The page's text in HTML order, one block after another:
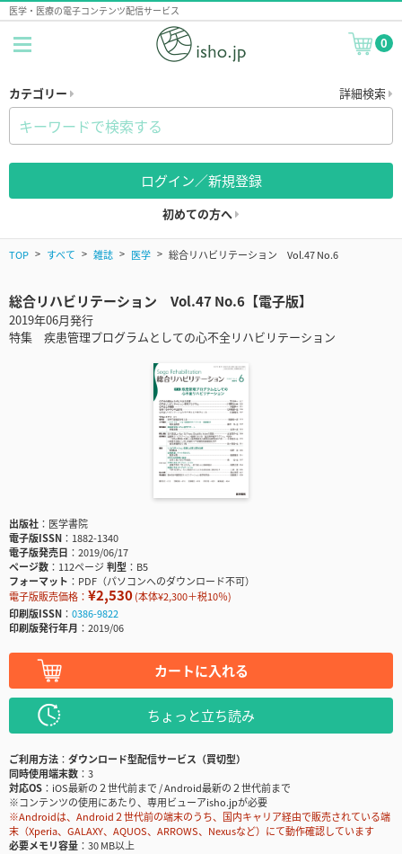
医学・医療の電子コンテンツ配信サービス
0
カテゴリー 詳細検索
ログイン／新規登録
初めての方へ
TOP すべて 雑誌 医学 総合リハビリテーション Vol.47 No.6
総合リハビリテーション Vol.47 No.6【電子版】
2019年06月発行
特集 疾患管理プログラムとしての心不全リハビリテーション
出版社
医学書院
電子版ISSN
1882-1340
電子版発売日
2019/06/17
ページ数
112ページ判型
B5
フォーマット
PDF（パソコンへのダウンロード不可）
電子版販売価格： ¥2,530(本体¥2,300＋税10％)
印刷版ISSN
0386-9822
印刷版発行年月
2019/06
カートに入れる
ちょっと立ち読み
ご利用方法
ダウンロード型配信サービス（買切型）
同時使用端末数
3
対応OS
iOS最新の２世代前まで / Android最新の２世代前まで
※コンテンツの使用にあたり、専用ビューアisho.jpが必要
※Androidは、Android２世代前の端末のうち、国内キャリア経由で販売されている端
末（Xperia、GALAXY、AQUOS、ARROWS、Nexusなど）にて動作確認しています
必要メモリ容量
30 MB以上